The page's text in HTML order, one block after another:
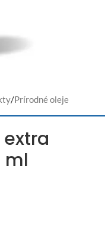
/Prírodné oleje
extra
ml